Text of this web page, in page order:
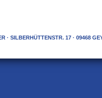
· SILBERHÜTTENSTR. 17 · 09468